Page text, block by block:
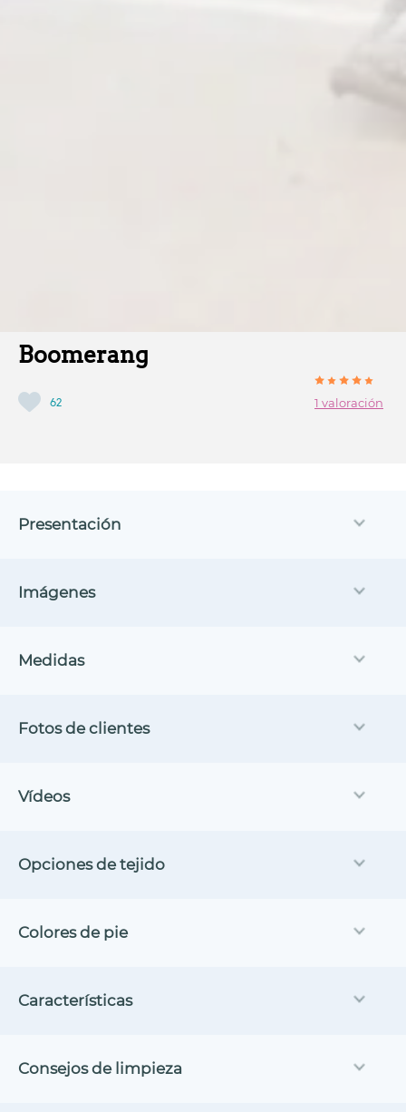
Boomerang
62 1 valoración
Presentación
Imágenes
Medidas
Fotos de clientes
Vídeos
Opciones de tejido
Colores de pie
Características
Consejos de limpieza